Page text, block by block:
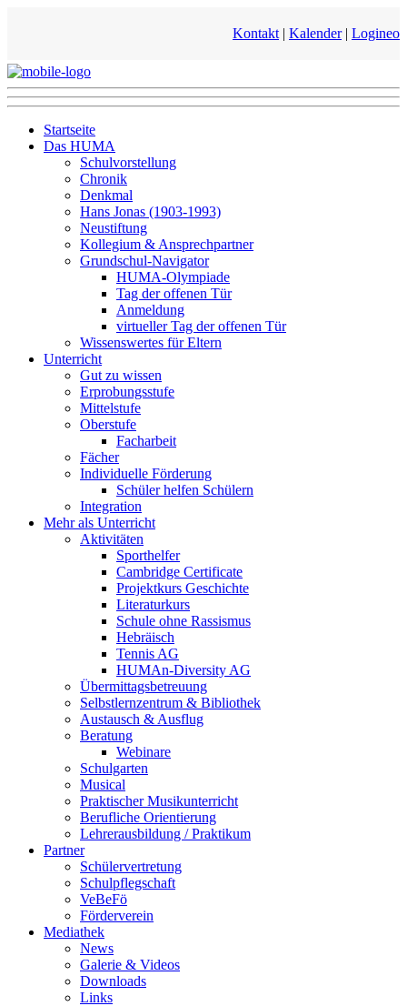
Kontakt | Kalender| Logineo
Startseite
Das HUMA
Schulvorstellung
Chronik
Denkmal
Hans Jonas (1903-1993)
Neustiftung
Kollegium & Ansprechpartner
Grundschul-Navigator
HUMA-Olympiade
Tag der offenen Tür
Anmeldung
virtueller Tag der offenen Tür
Wissenswertes für Eltern
Unterricht
Gut zu wissen
Erprobungsstufe
Mittelstufe
Oberstufe
Facharbeit
Fächer
Individuelle Förderung
Schüler helfen Schülern
Integration
Mehr als Unterricht
Aktivitäten
Sporthelfer
Cambridge Certificate
Projektkurs Geschichte
Literaturkurs
Schule ohne Rassismus
Hebräisch
Tennis AG
HUMAn-Diversity AG
Übermittagsbetreuung
Selbstlernzentrum & Bibliothek
Austausch & Ausflug
Beratung
Webinare
Schulgarten
Musical
Praktischer Musikunterricht
Berufliche Orientierung
Lehrerausbildung / Praktikum
Partner
Schülervertretung
Schulpflegschaft
VeBeFö
Förderverein
Mediathek
News
Galerie & Videos
Downloads
Links